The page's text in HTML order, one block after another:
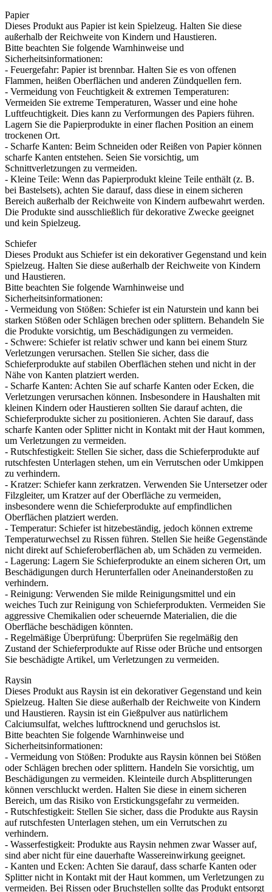
Papier
Dieses Produkt aus Papier ist kein Spielzeug. Halten Sie diese
außerhalb der Reichweite von Kindern und Haustieren.
Bitte beachten Sie folgende Warnhinweise und
Sicherheitsinformationen:
- Feuergefahr: Papier ist brennbar. Halten Sie es von offenen
Flammen, heißen Oberflächen und anderen Zündquellen fern.
- Vermeidung von Feuchtigkeit & extremen Temperaturen:
Vermeiden Sie extreme Temperaturen, Wasser und eine hohe
Luftfeuchtigkeit. Dies kann zu Verformungen des Papiers führen.
Lagern Sie die Papierprodukte in einer flachen Position an einem
trockenen Ort.
- Scharfe Kanten: Beim Schneiden oder Reißen von Papier können
scharfe Kanten entstehen. Seien Sie vorsichtig, um
Schnittverletzungen zu vermeiden.
- Kleine Teile: Wenn das Papierprodukt kleine Teile enthält (z. B.
bei Bastelsets), achten Sie darauf, dass diese in einem sicheren
Bereich außerhalb der Reichweite von Kindern aufbewahrt werden.
Die Produkte sind ausschließlich für dekorative Zwecke geeignet
und kein Spielzeug.
Schiefer
Dieses Produkt aus Schiefer ist ein dekorativer Gegenstand und kein
Spielzeug. Halten Sie diese außerhalb der Reichweite von Kindern
und Haustieren.
Bitte beachten Sie folgende Warnhinweise und
Sicherheitsinformationen:
- Vermeidung von Stößen: Schiefer ist ein Naturstein und kann bei
starken Stößen oder Schlägen brechen oder splittern. Behandeln Sie
die Produkte vorsichtig, um Beschädigungen zu vermeiden.
- Schwere: Schiefer ist relativ schwer und kann bei einem Sturz
Verletzungen verursachen. Stellen Sie sicher, dass die
Schieferprodukte auf stabilen Oberflächen stehen und nicht in der
Nähe von Kanten platziert werden.
- Scharfe Kanten: Achten Sie auf scharfe Kanten oder Ecken, die
Verletzungen verursachen können. Insbesondere in Haushalten mit
kleinen Kindern oder Haustieren sollten Sie darauf achten, die
Schieferprodukte sicher zu positionieren. Achten Sie darauf, dass
scharfe Kanten oder Splitter nicht in Kontakt mit der Haut kommen,
um Verletzungen zu vermeiden.
- Rutschfestigkeit: Stellen Sie sicher, dass die Schieferprodukte auf
rutschfesten Unterlagen stehen, um ein Verrutschen oder Umkippen
zu verhindern.
- Kratzer: Schiefer kann zerkratzen. Verwenden Sie Untersetzer oder
Filzgleiter, um Kratzer auf der Oberfläche zu vermeiden,
insbesondere wenn die Schieferprodukte auf empfindlichen
Oberflächen platziert werden.
- Temperatur: Schiefer ist hitzebeständig, jedoch können extreme
Temperaturwechsel zu Rissen führen. Stellen Sie heiße Gegenstände
nicht direkt auf Schieferoberflächen ab, um Schäden zu vermeiden.
- Lagerung: Lagern Sie Schieferprodukte an einem sicheren Ort, um
Beschädigungen durch Herunterfallen oder Aneinanderstoßen zu
verhindern.
- Reinigung: Verwenden Sie milde Reinigungsmittel und ein
weiches Tuch zur Reinigung von Schieferprodukten. Vermeiden Sie
aggressive Chemikalien oder scheuernde Materialien, die die
Oberfläche beschädigen könnten.
- Regelmäßige Überprüfung: Überprüfen Sie regelmäßig den
Zustand der Schieferprodukte auf Risse oder Brüche und entsorgen
Sie beschädigte Artikel, um Verletzungen zu vermeiden.
Raysin
Dieses Produkt aus Raysin ist ein dekorativer Gegenstand und kein
Spielzeug. Halten Sie diese außerhalb der Reichweite von Kindern
und Haustieren. Raysin ist ein Gießpulver aus natürlichem
Calciumsulfat, welches lufttrocknend und geruchslos ist.
Bitte beachten Sie folgende Warnhinweise und
Sicherheitsinformationen:
- Vermeidung von Stößen: Produkte aus Raysin können bei Stößen
oder Schlägen brechen oder splittern. Handeln Sie vorsichtig, um
Beschädigungen zu vermeiden. Kleinteile durch Absplitterungen
können verschluckt werden. Halten Sie diese in einem sicheren
Bereich, um das Risiko von Erstickungsgefahr zu vermeiden.
- Rutschfestigkeit: Stellen Sie sicher, dass die Produkte aus Raysin
auf rutschfesten Unterlagen stehen, um ein Verrutschen zu
verhindern.
- Wasserfestigkeit: Produkte aus Raysin nehmen zwar Wasser auf,
sind aber nicht für eine dauerhafte Wassereinwirkung geeignet.
- Kanten und Ecken: Achten Sie darauf, dass scharfe Kanten oder
Splitter nicht in Kontakt mit der Haut kommen, um Verletzungen zu
vermeiden. Bei Rissen oder Bruchstellen sollte das Produkt entsorgt